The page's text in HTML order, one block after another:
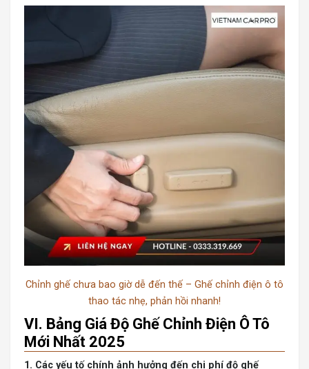
Chỉnh ghế chưa bao giờ dễ đến thế – Ghế chỉnh điện ô tô
thao tác nhẹ, phản hồi nhanh!
VI. Bảng Giá Độ Ghế Chỉnh Điện Ô Tô
Mới Nhất 2025
1. Các yếu tố chính ảnh hưởng đến chi phí độ ghế